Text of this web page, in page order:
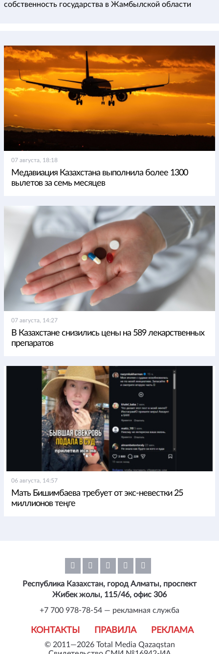
собственность государства в Жамбылской области
07 августа, 18:18
Медавиация Казахстана выполнила более 1300
вылетов за семь месяцев
07 августа, 14:27
В Казахстане снизились цены на 589 лекарственных
препаратов
06 августа, 14:57
Мать Бишимбаева требует от экс-невестки 25
миллионов теңге
© 2011—2026 Total Media Qazaqstan
КОНТАКТЫ ПРАВИЛА РЕКЛАМА
Республика Казахстан, город Алматы, проспект
Жибек жолы, 115/46, офис 306
+7 700 978-78-54 — рекламная служба